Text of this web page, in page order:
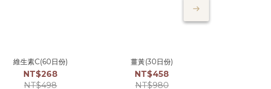
維生素C(60日份)
NT$268
NT$498
薑黃(30日份)
NT$458
NT$980